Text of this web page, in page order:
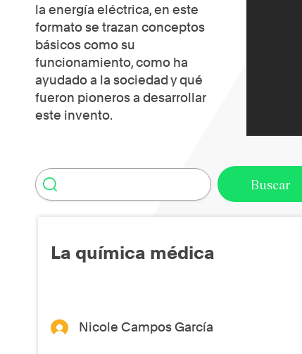
la energía eléctrica, en este
formato se trazan conceptos
básicos como su
funcionamiento, como ha
ayudado a la sociedad y qué
fueron pioneros a desarrollar
este invento.
La química médica
Nicole Campos García